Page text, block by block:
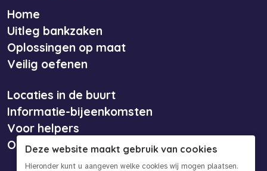
Home
Uitleg bankzaken
Oplossingen op maat
Veilig oefenen
Locaties in de buurt
Informatie-bijeenkomsten
Voor helpers
Over ons
Deze website maakt gebruik van cookies
Hieronder kunt u aangeven welke cookies wij mogen plaatsen.